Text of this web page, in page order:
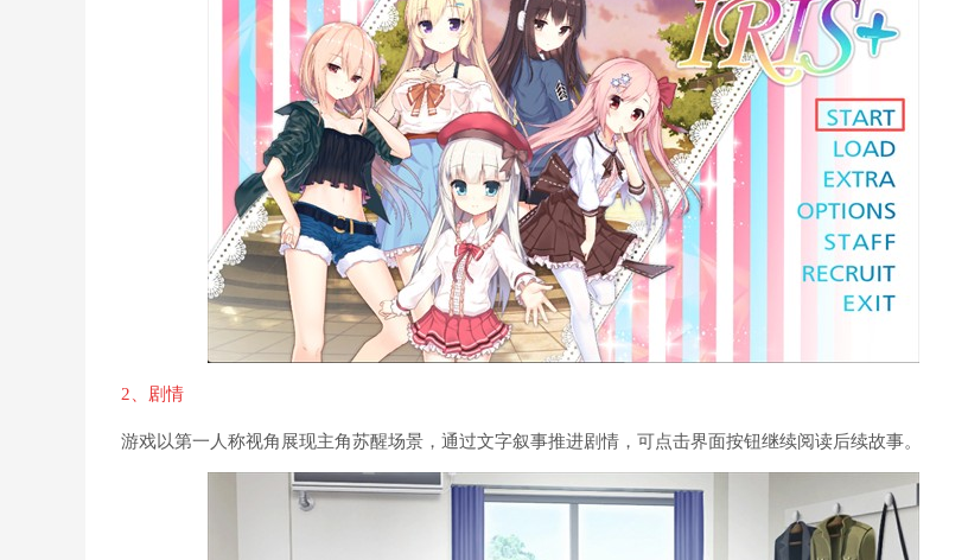
2、剧情
游戏以第一人称视角展现主角苏醒场景，通过文字叙事推进剧情，可点击界面按钮继续阅读后续故事。